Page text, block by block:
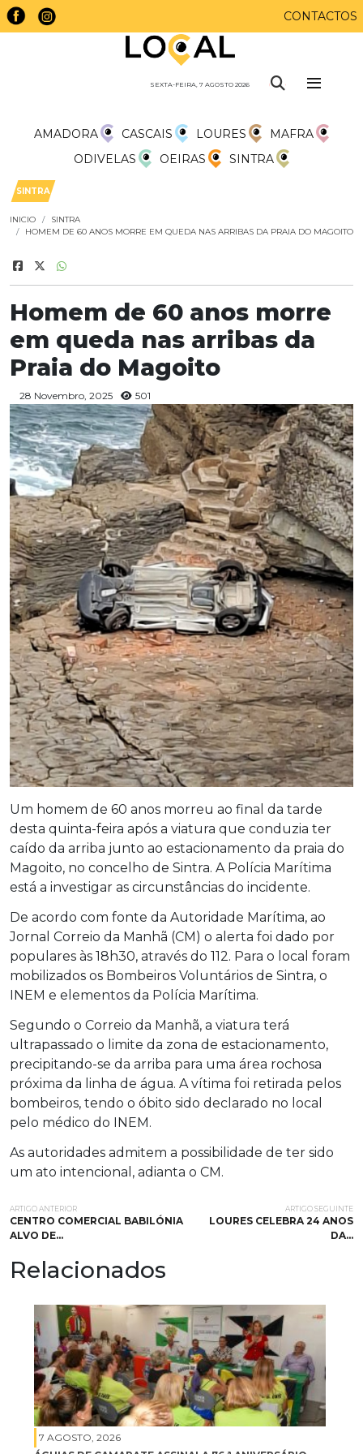
CONTACTOS
SEXTA-FEIRA, 7 AGOSTO 2026
AMADORA CASCAIS LOURES
MAFRA
ODIVELAS
OEIRAS SINTRA
SINTRA
INICIO
SINTRA
HOMEM DE 60 ANOS MORRE EM QUEDA NAS ARRIBAS DA PRAIA DO MAGOITO
Homem de 60 anos morre
em queda nas arribas da
Praia do Magoito
28 Novembro, 2025 501
Um homem de 60 anos morreu ao final da tarde
desta quinta-feira após a viatura que conduzia ter
caído da arriba junto ao estacionamento da praia do
Magoito, no concelho de Sintra. A Polícia Marítima
está a investigar as circunstâncias do incidente.
De acordo com fonte da Autoridade Marítima, ao
Jornal Correio da Manhã (CM) o alerta foi dado por
populares às 18h30, através do 112. Para o local foram
mobilizados os Bombeiros Voluntários de Sintra, o
INEM e elementos da Polícia Marítima.
Segundo o Correio da Manhã, a viatura terá
ultrapassado o limite da zona de estacionamento,
precipitando-se da arriba para uma área rochosa
próxima da linha de água. A vítima foi retirada pelos
bombeiros, tendo o óbito sido declarado no local
pelo médico do INEM.
As autoridades admitem a possibilidade de ter sido
um ato intencional, adianta o CM.
ARTIGO ANTERIOR
CENTRO COMERCIAL BABILÓNIA
ALVO DE…
ARTIGO SEGUINTE
LOURES CELEBRA 24 ANOS
DA…
Relacionados
7 AGOSTO, 2026